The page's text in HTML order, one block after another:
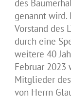
des
genannt wird.
Vorstand des
durch eine
weitere 40
Februar 2023
Mitglieder
von Herrn